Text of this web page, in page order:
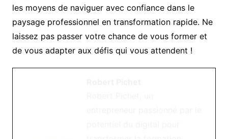
les moyens de naviguer avec confiance dans le
paysage professionnel en transformation rapide. Ne
laissez pas passer votre chance de vous former et
de vous adapter aux défis qui vous attendent !